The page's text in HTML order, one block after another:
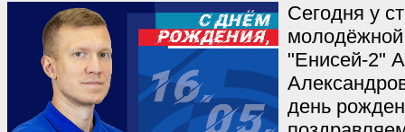
Сегодня у
"Енисей-2"
день